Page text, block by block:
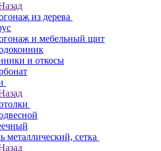
из дерева
и мебельный щит
и откосы
металлический, сетка